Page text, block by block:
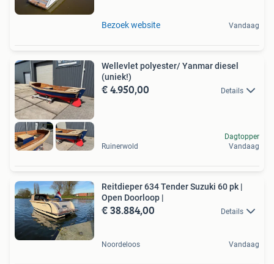
Bezoek website Vandaag
Wellevlet polyester/ Yanmar diesel
(uniek!)
€ 4.950,00 Details
Ruinerwold
Dagtopper
Vandaag
Reitdieper 634 Tender Suzuki 60 pk |
Open Doorloop |
€ 38.884,00 Details
Noordeloos Vandaag